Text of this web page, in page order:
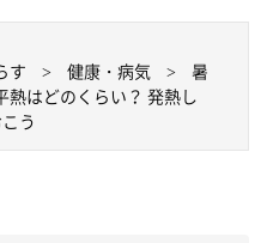
す 健康・病気
暑
熱はどのくらい？ 発熱し
う